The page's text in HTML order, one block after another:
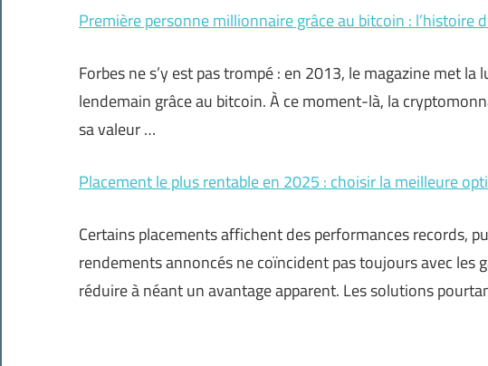
Première personne millionnaire grâce au bitcoin : l’histoire
Forbes ne s’y est pas trompé : en 2013, le magazine met
lendemain grâce au bitcoin. À ce moment-là, la
sa valeur …
Placement le plus rentable en 2025 : choisir la meilleure
Certains placements affichent des performances records,
rendements annoncés ne coïncident pas toujours avec les
réduire à néant un avantage apparent. Les solutions